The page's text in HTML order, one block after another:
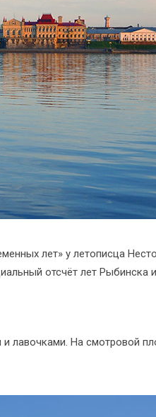
лет» у летописца
отсчёт лет Рыбинска
лавочками. На смотровой